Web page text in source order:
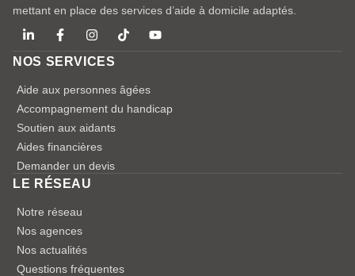
mettant en place des services d’aide à domicile adaptés.
NOS SERVICES
Aide aux personnes âgées
Accompagnement du handicap
Soutien aux aidants
Aides financières
Demander un devis
LE RÉSEAU
Notre réseau
Nos agences
Nos actualités
Questions fréquentes